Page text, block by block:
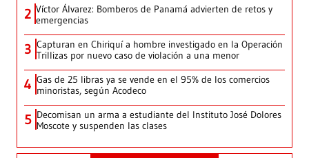
2 Víctor Álvarez: Bomberos de Panamá advierten de retos y
emergencias
3 Capturan en Chiriquí a hombre investigado en la Operación
Trillizas por nuevo caso de violación a una menor
4 Gas de 25 libras ya se vende en el 95% de los comercios
minoristas, según Acodeco
5 Decomisan un arma a estudiante del Instituto José Dolores
Moscote y suspenden las clases